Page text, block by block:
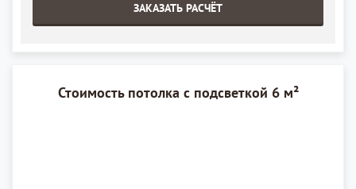
ЗАКАЗАТЬ РАСЧЁТ
Стоимость потолка с подсветкой 6 м²